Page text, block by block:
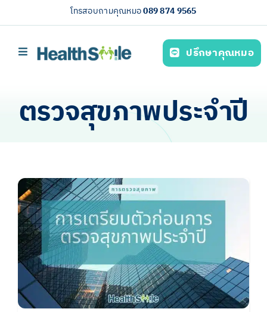
to
โทรสอบถามคุณหมอ089 874 9565
Toggle
บริการของเรา (Our services)
ไทย
ปรึกษาคุณหมอ
ตรวจสุขภาพประจำปี